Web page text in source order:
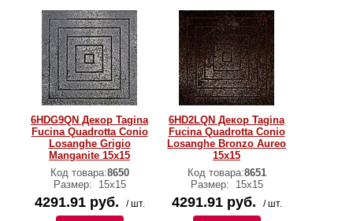
6HDG9QN Декор Tagina
Fucina Quadrotta Conio
Losanghe Grigio
Manganite 15x15
Код товара:8650
Размер:
15x15
4291.91 руб. / шт.
6HD2LQN Декор Tagina
Fucina Quadrotta Conio
Losanghe Bronzo Aureo
15x15
Код товара:8651
Размер:
15x15
4291.91 руб. / шт.